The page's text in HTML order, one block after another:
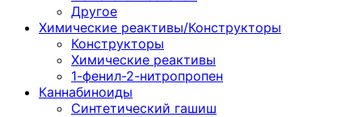
Другое
Химические реактивы/Конструкторы
Конструкторы
Химические реактивы
1-фенил-2-нитропропен
Каннабиноиды
Синтетический гашиш